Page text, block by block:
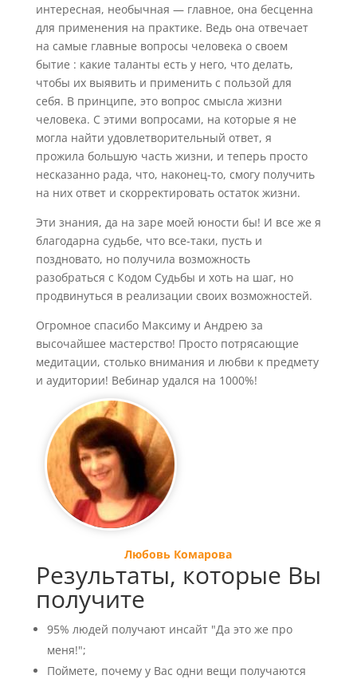
интересная, необычная — главное, она бесценна
для применения на практике. Ведь она отвечает
на самые главные вопросы человека о своем
бытие : какие таланты есть у него, что делать,
чтобы их выявить и применить с пользой для
себя. В принципе, это вопрос смысла жизни
человека. С этими вопросами, на которые я не
могла найти удовлетворительный ответ, я
прожила большую часть жизни, и теперь просто
несказанно рада, что, наконец-то, смогу получить
на них ответ и скорректировать остаток жизни.
Эти знания, да на заре моей юности бы! И все же я
благодарна судьбе, что все-таки, пусть и
поздновато, но получила возможность
разобраться с Кодом Судьбы и хоть на шаг, но
продвинуться в реализации своих возможностей.
Огромное спасибо Максиму и Андрею за
высочайшее мастерство! Просто потрясающие
медитации, столько внимания и любви к предмету
и аудитории! Вебинар удался на 1000%!
Любовь Комарова
Результаты, которые Вы
получите
95% людей получают инсайт "Да это же про
меня!";
Поймете, почему у Вас одни вещи получаются